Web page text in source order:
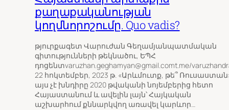
քաղաքականության
կողմնորոշումը. Quo vadis?
թյուրքագետ Վարուժան Գեղամյանպատմական
գիտությունների թեկնածու, ԵՊՀ
դոցենտvaruzhan.geghamyan@gmail.comt.me/
22 հոկտեմբեր, 2023 թ. «Արևմուտք, թե՞
այս չէ խնդիրը 2020 թվականի նոյեմբերից հետո
Հայաստանում և ավելին լայն՝ Հայկական
աշխարհում քննարկվող առավել կարևոր…